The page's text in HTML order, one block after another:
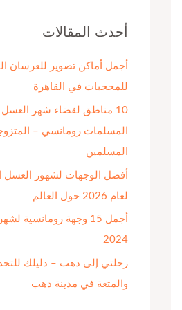
ث
ن
:
أحدث المقالات
أجمل أماكن تصوير للعرسان
للمحجبات في القاهرة
10 مناطق لقضاء شهر
المسلمات رومانسي –
المسلمين
أفضل الوجهات لشهور العسل
لعام 2026 حول العالم
أجمل 15 وجهة رومانسية
2024
رحلتي إلى دهب – دليلك
والمتعة في مدينة دهب